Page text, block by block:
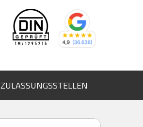
ZULASSUNGSSTELLEN